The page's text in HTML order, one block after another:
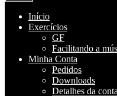
Início
Exercícios
GF
Facilitando a
Minha Conta
Pedidos
Downloads
Detalhes da conta